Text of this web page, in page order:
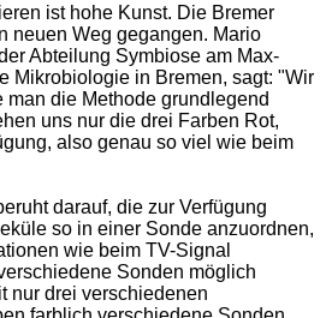
ist hohe Kunst. Die Bremer
neuen Weg gegangen. Mario
Abteilung Symbiose am Max-
Mikrobiologie in Bremen, sagt: "Wir
man die Methode grundlegend
uns nur die drei Farben Rot,
also genau so viel wie beim
darauf, die zur Verfügung
so in einer Sonde anzuordnen,
wie beim TV-Signal
Sonden möglich
nur drei verschiedenen